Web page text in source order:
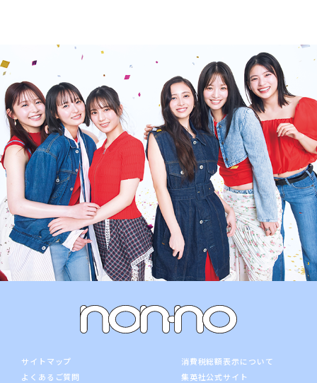
サイトマップ
よくあるご質問
消費税総額表示について
集英社公式サイト